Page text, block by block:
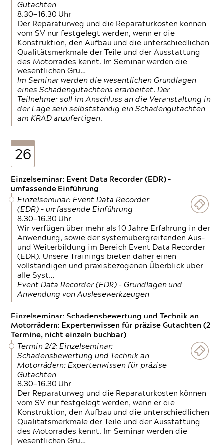
Gutachten
8.30—16.30 Uhr
Der Reparaturweg und die Reparaturkosten können
vom SV nur festgelegt werden, wenn er die
Konstruktion, den Aufbau und die unterschiedlichen
Qualitätsmerkmale der Teile und der Ausstattung
des Motorrades kennt. Im Seminar werden die
wesentlichen Gru…
Im Seminar werden die wesentlichen Grundlagen
eines Schadengutachtens erarbeitet. Der
Teilnehmer soll im Anschluss an die Veranstaltung in
der Lage sein selbstständig ein Schadengutachten
am KRAD anzufertigen.
26
Einzelseminar: Event Data Recorder (EDR) –
umfassende Einführung
Einzelseminar: Event Data Recorder
(EDR) – umfassende Einführung
8.30—16.30 Uhr
Wir verfügen über mehr als 10 Jahre Erfahrung in der
Anwendung, sowie der systemübergreifenden Aus-
und Weiterbildung im Bereich Event Data Recorder
(EDR). Unsere Trainings bieten daher einen
vollständigen und praxisbezogenen Überblick über
alle Syst…
Event Data Recorder (EDR) – Grundlagen und
Anwendung von Auslesewerkzeugen
Einzelseminar: Schadensbewertung und Technik an
Motorrädern: Expertenwissen für präzise Gutachten (2
Termine, nicht einzeln buchbar)
Termin 2/2: Einzelseminar:
Schadensbewertung und Technik an
Motorrädern: Expertenwissen für präzise
Gutachten
8.30—16.30 Uhr
Der Reparaturweg und die Reparaturkosten können
vom SV nur festgelegt werden, wenn er die
Konstruktion, den Aufbau und die unterschiedlichen
Qualitätsmerkmale der Teile und der Ausstattung
des Motorrades kennt. Im Seminar werden die
wesentlichen Gru…